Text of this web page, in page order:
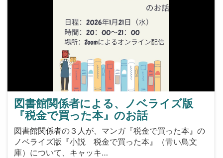
図書館関係者による、ノベライズ版
『税金で買った本』のお話
図書館関係者の３人が、マンガ『税金で買った本』の
ノベライズ版『小説 税金で買った本』（青い鳥文
庫）について、キャッキ…